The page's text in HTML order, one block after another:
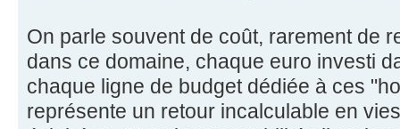
On parle souvent de coût, rarement de
dans ce domaine, chaque euro investi
chaque ligne de budget dédiée à ces
représente un retour incalculable en